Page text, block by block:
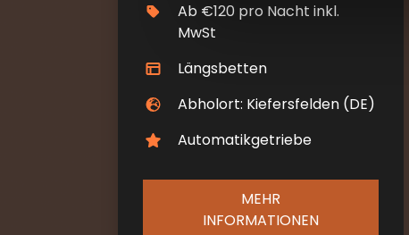
Ab €120 pro Nacht inkl.
MwSt
Längsbetten
Abholort: Kiefersfelden (DE)
Automatikgetriebe
MEHR
INFORMATIONEN